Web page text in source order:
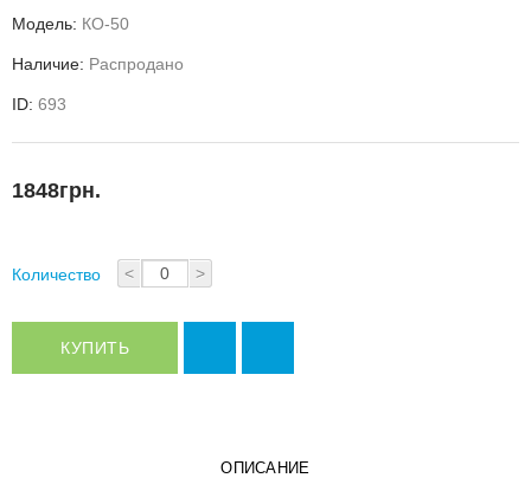
Модель: КО-50
Наличие: Распродано
ID: 693
1848грн.
Количество < >
КУПИТЬ
ОПИСАНИЕ